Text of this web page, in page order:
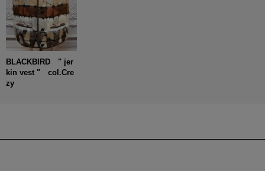
BLACKBIRD " jer
kin vest " col.Cre
zy